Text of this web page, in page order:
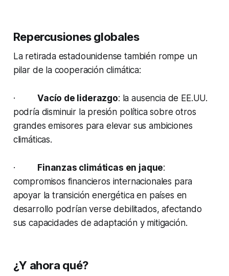
Repercusiones globales
La retirada estadounidense también rompe un
pilar de la cooperación climática:
·Vacío de liderazgo: la ausencia de EE.UU.
podría disminuir la presión política sobre otros
grandes emisores para elevar sus ambiciones
climáticas.
· Finanzas climáticas en jaque:
compromisos financieros internacionales para
apoyar la transición energética en países en
desarrollo podrían verse debilitados, afectando
sus capacidades de adaptación y mitigación.
¿Y ahora qué?